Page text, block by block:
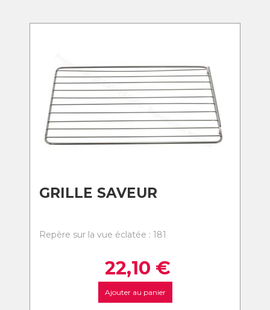
GRILLE SAVEUR
Repère sur la vue éclatée : 181
22,10 €
Ajouter au panier